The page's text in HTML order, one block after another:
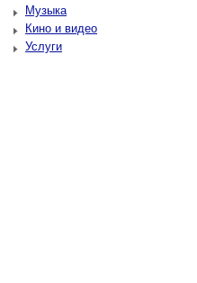
Музыка
Кино и видео
Услуги